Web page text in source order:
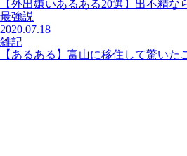
【外出嫌いあるある20選】出不精な
最強説
2020.07.18
雑記
【あるある】富山に移住して驚いた